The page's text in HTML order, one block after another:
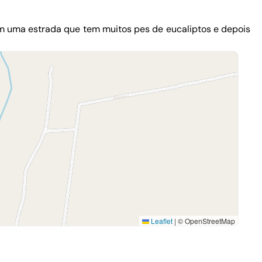
uma estrada que tem muitos pes de eucaliptos e depois
Leaflet | © OpenStreetMap